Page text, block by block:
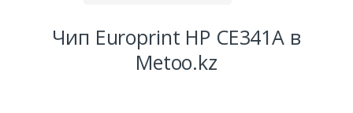
Чип Europrint HP CE341A в
Metoo.kz